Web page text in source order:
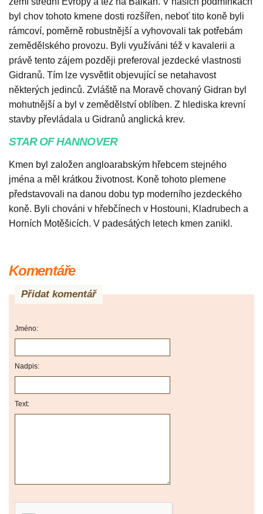
byl chov tohoto kmene dosti rozšířen, neboť tito koně byli
rámcoví, poměrně robustnější a vyhovovali tak potřebám
zemědělského provozu. Byli využíváni též v kavalerii a
právě tento zájem později preferoval jezdecké vlastnosti
Gidranů. Tím lze vysvětlit objevující se netahavost
některých jedinců. Zvláště na Moravě chovaný Gidran byl
mohutnější a byl v zemědělství oblíben. Z hlediska krevní
stavby převládala u Gidranů anglická krev.
STAR OF HANNOVER
Kmen byl založen angloarabským hřebcem stejného
jména a měl krátkou životnost. Koně tohoto plemene
představovali na danou dobu typ moderního jezdeckého
koně. Byli chováni v hřebčínech v Hostouni, Kladrubech a
Horních Motěšicích. V padesátých letech kmen zanikl.
Komentáře
Přidat komentář
Jméno:
Nadpis:
Text: